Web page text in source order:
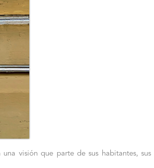
visión que parte de sus habitantes, sus